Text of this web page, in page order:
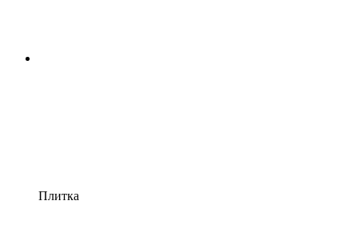
Плитка